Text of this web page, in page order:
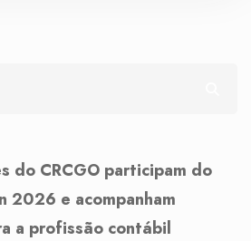
do CRCGO participam do
2026 e acompanham
a profissão contábil